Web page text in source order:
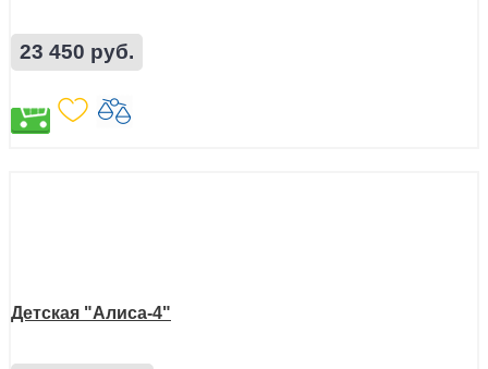
23 450 руб.
Детская "Алиса-4"